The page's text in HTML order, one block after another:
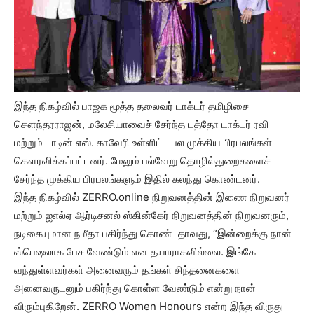
இந்த நிகழ்வில் பாஜக மூத்த தலைவர் டாக்டர் தமிழிசை
சௌந்தரராஜன், மலேசியாவைச் சேர்ந்த டத்தோ டாக்டர் ரவி
மற்றும் டாடின் எஸ். காவேரி உள்ளிட்ட பல முக்கிய பிரபலங்கள்
கௌரவிக்கப்பட்டனர். மேலும் பல்வேறு தொழில்துறைகளைச்
சேர்ந்த முக்கிய பிரபலங்களும் இதில் கலந்து கொண்டனர்.
இந்த நிகழ்வில் ZERRO.online நிறுவனத்தின் இணை நிறுவனர்
மற்றும் ஐஎல்ஏ ஆர்டிசனல் ஸ்கின்கேர் நிறுவனத்தின் நிறுவனரும்,
நடிகையுமான நமீதா பகிர்ந்து கொண்டதாவது, “இன்றைக்கு நான்
ஸ்பெஷலாக பேச வேண்டும் என தயாராகவில்லை. இங்கே
வந்துள்ளவர்கள் அனைவரும் தங்கள் சிந்தனைகளை
அனைவருடனும் பகிர்ந்து கொள்ள வேண்டும் என்று நான்
விரும்புகிறேன். ZERRO Women Honours என்ற இந்த விருது